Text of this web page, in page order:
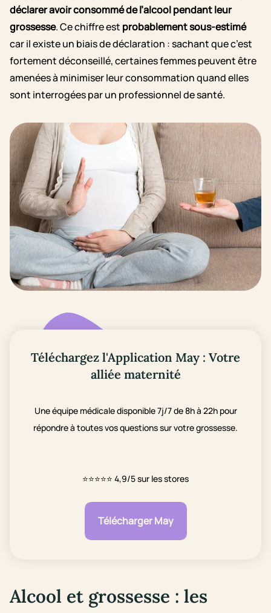
déclarer avoir consommé de l’alcool pendant leur
grossesse. Ce chiffre est probablement sous-estimé
car il existe un biais de déclaration : sachant que c’est
fortement déconseillé, certaines femmes peuvent être
amenées à minimiser leur consommation quand elles
sont interrogées par un professionnel de santé.
Téléchargez l'Application May : Votre
alliée maternité
Une équipe médicale disponible 7j/7 de 8h à 22h pour
répondre à toutes vos questions sur votre grossesse.
⭐⭐⭐⭐⭐ 4,9/5 sur les stores
Télécharger May
Alcool et grossesse : les